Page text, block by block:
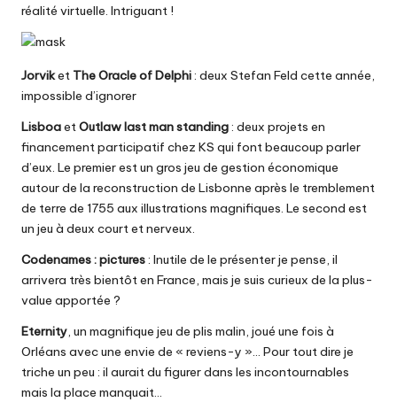
réalité virtuelle. Intriguant !
Jorviket The Oracle of Delphi: deux Stefan Feld cette année,
impossible d’ignorer
LisboaetOutlaw last man standing: deux projets en
financement participatif chez KS qui font beaucoup parler
d’eux. Le premier est un gros jeu de gestion économique
autour de la reconstruction de Lisbonne après le tremblement
de terre de 1755 aux illustrations magnifiques. Le second est
un jeu à deux court et nerveux.
Codenames : pictures: Inutile de le présenter je pense, il
arrivera très bientôt en France, mais je suis curieux de la plus-
value apportée ?
Eternity, un magnifique jeu de plis malin, joué une fois à
Orléans avec une envie de « reviens-y »… Pour tout dire je
triche un peu : il aurait du figurer dans les incontournables
mais la place manquait…